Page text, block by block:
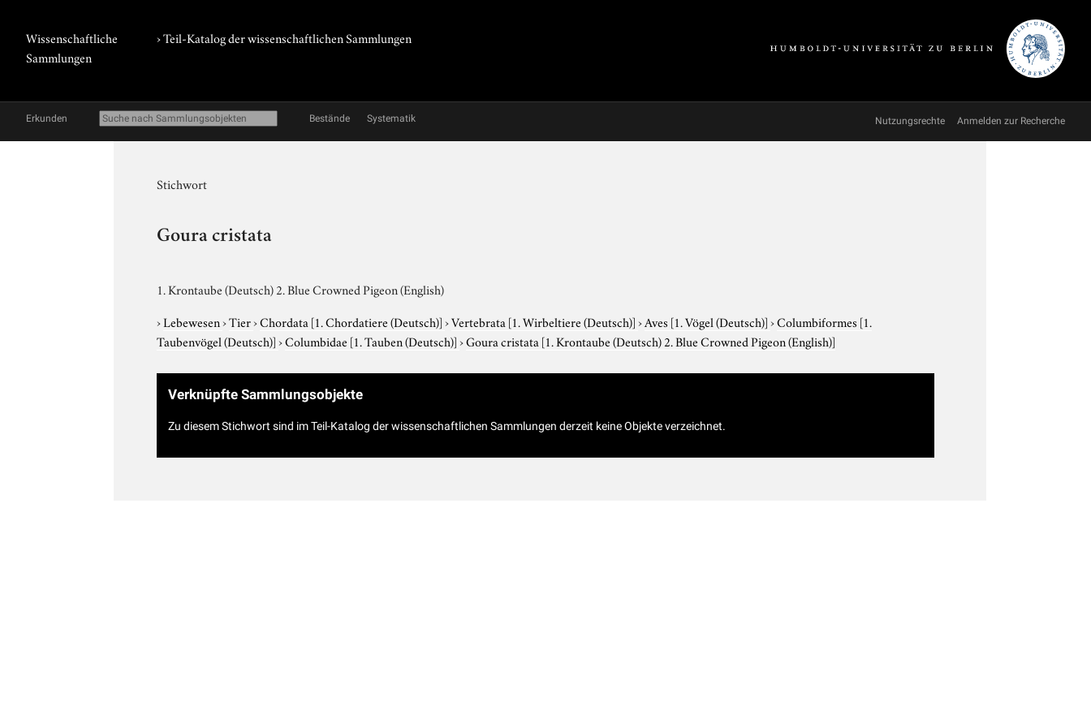
Wissenschaftliche
Sammlungen
› Teil-Katalog der wissenschaftlichen Sammlungen
Erkunden Bestände Systematik Nutzungsrechte Anmelden zur Recherche
Stichwort
Goura cristata
1. Krontaube (Deutsch) 2. Blue Crowned Pigeon (English)
›Lebewesen›Tier›Chordata [1. Chordatiere (Deutsch)]›Vertebrata [1. Wirbeltiere (Deutsch)]›Aves [1. Vögel (Deutsch)]›Columbiformes [1.
Taubenvögel (Deutsch)]›Columbidae [1. Tauben (Deutsch)]›Goura cristata [1. Krontaube (Deutsch) 2. Blue Crowned Pigeon (English)]
Verknüpfte Sammlungsobjekte
Zu diesem Stichwort sind im Teil-Katalog der wissenschaftlichen Sammlungen derzeit keine Objekte verzeichnet.